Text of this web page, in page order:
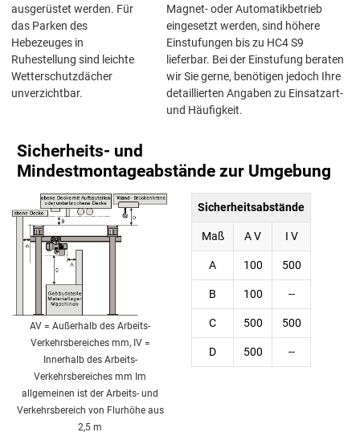
ausgerüstet werden. Für
das Parken des
Hebezeuges in
Ruhestellung sind leichte
Wetterschutzdächer
unverzichtbar.
Magnet- oder Automatikbetrieb
eingesetzt werden, sind höhere
Einstufungen bis zu HC4 S9
lieferbar. Bei der Einstufung beraten
wir Sie gerne, benötigen jedoch Ihre
detaillierten Angaben zu Einsatzart-
und Häufigkeit.
Sicherheits- und
Mindestmontageabstände zur Umgebung
AV = Außerhalb des Arbeits-
Verkehrsbereiches mm, IV =
Innerhalb des Arbeits-
Verkehrsbereiches mm Im
allgemeinen ist der Arbeits- und
Verkehrsbereich von Flurhöhe aus
2,5 m
Sicherheitsabstände
Maß A V I V
A 100 500
B 100 --
C 500 500
D 500 --